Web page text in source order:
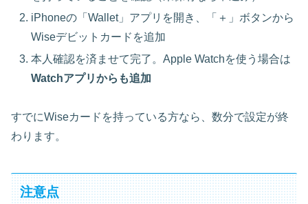
iPhoneの「Wallet」アプリを開き、「＋」ボタンから
Wiseデビットカードを追加
本人確認を済ませて完了。Apple Watchを使う場合は
Watchアプリからも追加
すでにWiseカードを持っている方なら、数分で設定が終
わります。
注意点